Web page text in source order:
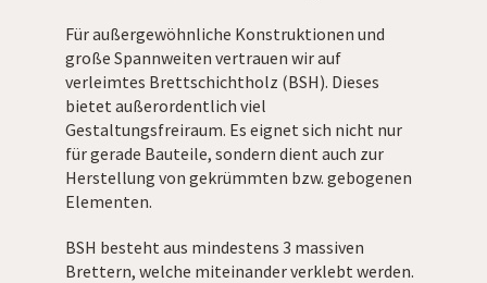
Für außergewöhnliche Konstruktionen und
große Spannweiten vertrauen wir auf
verleimtes Brettschichtholz (BSH). Dieses
bietet außerordentlich viel
Gestaltungsfreiraum. Es eignet sich nicht nur
für gerade Bauteile, sondern dient auch zur
Herstellung von gekrümmten bzw. gebogenen
Elementen.
BSH besteht aus mindestens 3 massiven
Brettern, welche miteinander verklebt werden.